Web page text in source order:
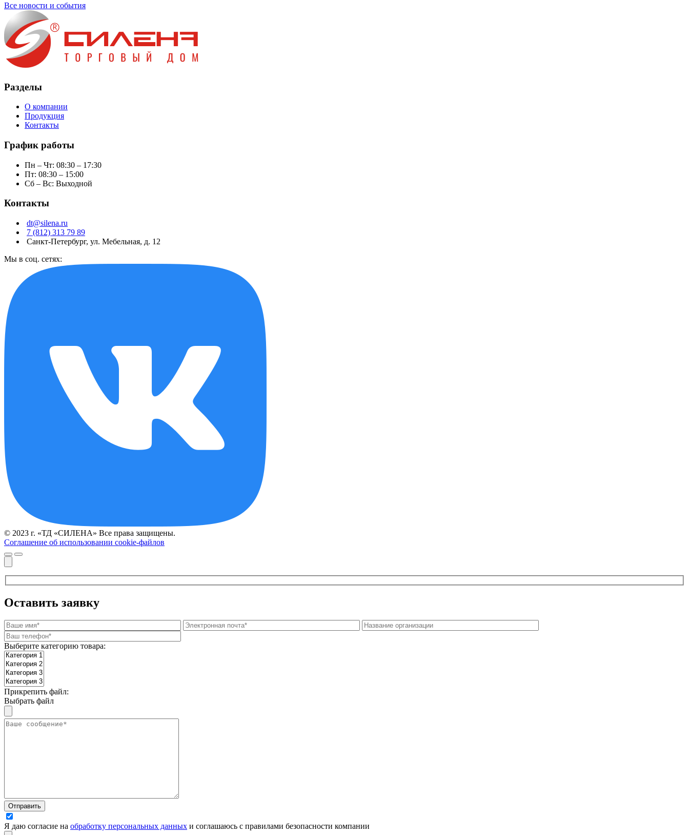
Все новости и cобытия
Разделы
О компании
Продукция
Контакты
График работы
Пн – Чт: 08:30 – 17:30
Пт: 08:30 – 15:00
Сб – Вс: Выходной
Контакты
dt@silena.ru
7 (812) 313 79 89
Санкт-Петербург, ул. Мебельная, д. 12
Мы в соц. сетях:
© 2023 г. «ТД «СИЛЕНА» Все права защищены.
Соглашение об использовании cookie-файлов
Оставить заявку
Выберите категорию товара:
Прикрепить файл:
Выбрать файл
Я даю согласие на обработку персональных данных и соглашаюсь с правилами безопасности компании